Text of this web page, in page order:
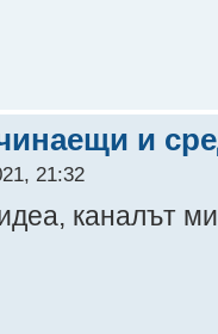
и
21:32
каналът